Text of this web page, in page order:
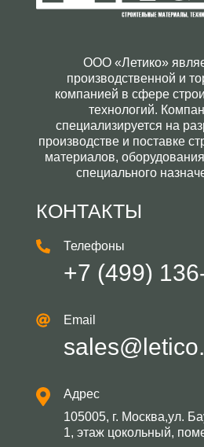
ООО «Летико»
производственной и
компанией в сфере
технологий.
специализируется на
производстве и поставке
материалов,
специального
КОНТАКТЫ
Телефоны
+7 (499)
Email
Адрес
105005, г. Москва,ул.
1, этаж цокольный,